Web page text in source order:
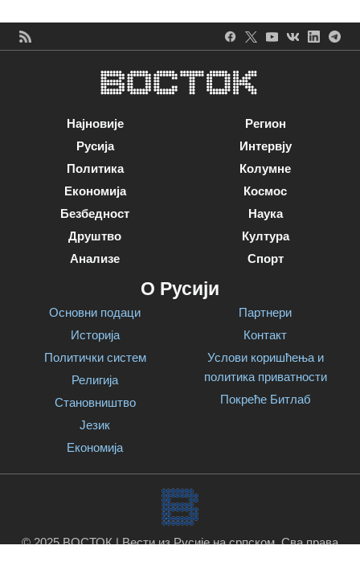
Најновије
Русија
Политика
Економија
Безбедност
Друштво
Анализе
Регион
Интервју
Колумне
Космос
Наука
Култура
Спорт
О Русији
Основни подаци
Историја
Политички систем
Религија
Становништво
Језик
Економија
Партнери
Контакт
Услови коришћења и
политика приватности
Покреће Битлаб
© 2025 ВОСТОК | Вести из Русије на српском. Сва права